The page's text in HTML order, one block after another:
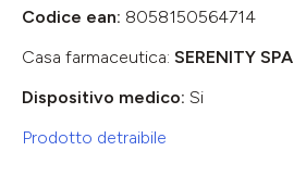
Codice ean: 8058150564714
Casa farmaceutica: SERENITY SPA
Dispositivo medico: Si
Prodotto detraibile